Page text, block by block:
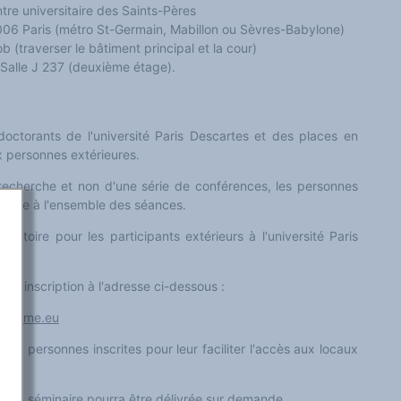
universitaire des Saints-Pères
45, rue des Saints-Pères 75006 Paris (métro St-Germain, Mabillon ou Sèvres-Babylone)
(traverser le bâtiment principal et la cour)
Salle J 237 (deuxième étage).
de l'université Paris Descartes et des places en
extérieures.
et non d'une série de conférences, les personnes
à l'ensemble des séances.
pour les participants extérieurs à l'université Paris
d'inscription à l'adresse ci-dessous :
personnes inscrites pour leur faciliter l'accès aux locaux